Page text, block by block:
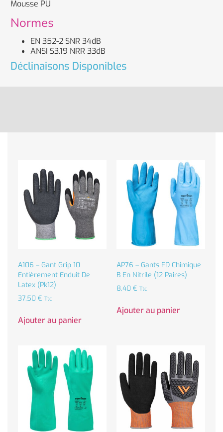
Mousse PU
Normes
EN 352-2 SNR 34dB
ANSI S3.19 NRR 33dB
Déclinaisons Disponibles
A106 – Gant Grip 10
Entièrement Enduit De
Latex (Pk12)
37,50 € Ttc
Ajouter au panier
AP76 – Gants FD Chimique
B En Nitrile (12 Paires)
8,40 € Ttc
Ajouter au panier